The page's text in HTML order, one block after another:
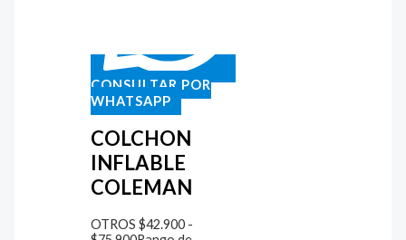
CONSULTAR POR
WHATSAPP
COLCHON
INFLABLE
COLEMAN
OTROS $42.900 -